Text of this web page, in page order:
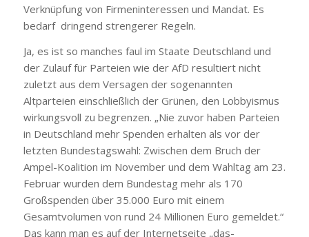
Verknüpfung von Firmeninteressen und Mandat. Es
bedarf dringend strengerer Regeln.
Ja, es ist so manches faul im Staate Deutschland und
der Zulauf für Parteien wie der AfD resultiert nicht
zuletzt aus dem Versagen der sogenannten
Altparteien einschließlich der Grünen, den Lobbyismus
wirkungsvoll zu begrenzen. „Nie zuvor haben Parteien
in Deutschland mehr Spenden erhalten als vor der
letzten Bundestagswahl: Zwischen dem Bruch der
Ampel-Koalition im November und dem Wahltag am 23.
Februar wurden dem Bundestag mehr als 170
Großspenden über 35.000 Euro mit einem
Gesamtvolumen von rund 24 Millionen Euro gemeldet.“
Das kann man es auf der Internetseite „das-